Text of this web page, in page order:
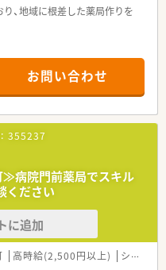
、地域に根差した薬局作りを
お問い合わせ
355237
≫病院門前薬局でスキル
ください
に追加
高時給(2,500円以上) シフト制